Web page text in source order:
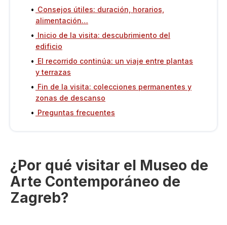
Consejos útiles: duración, horarios,
alimentación…
Inicio de la visita: descubrimiento del
edificio
El recorrido continúa: un viaje entre plantas
y terrazas
Fin de la visita: colecciones permanentes y
zonas de descanso
Preguntas frecuentes
¿Por qué visitar el Museo de
Arte Contemporáneo de
Zagreb?